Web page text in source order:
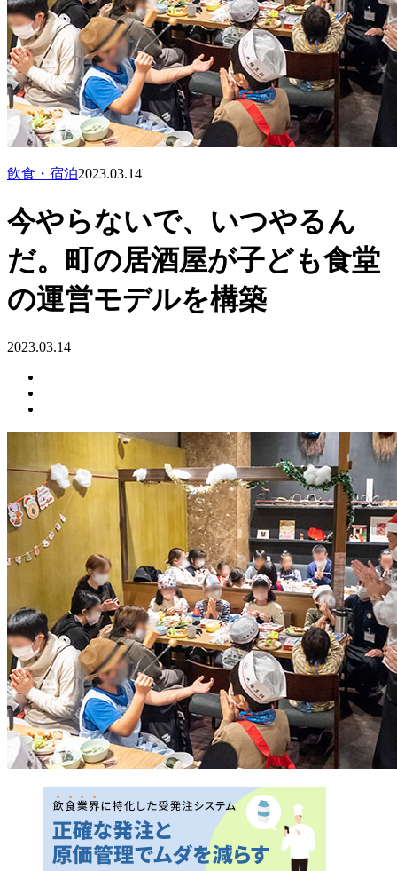
飲食・宿泊2023.03.14
今やらないで、いつやるん
だ。町の居酒屋が子ども食堂
の運営モデルを構築
2023.03.14